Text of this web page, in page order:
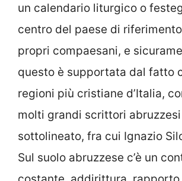
un calendario liturgico o
centro del paese di
propri compaesani, e
questo è supportata dal fatto
regioni più cristiane d’Italia,
molti grandi scrittori
sottolineato, fra cui Ignazio
Sul suolo abruzzese c’è un